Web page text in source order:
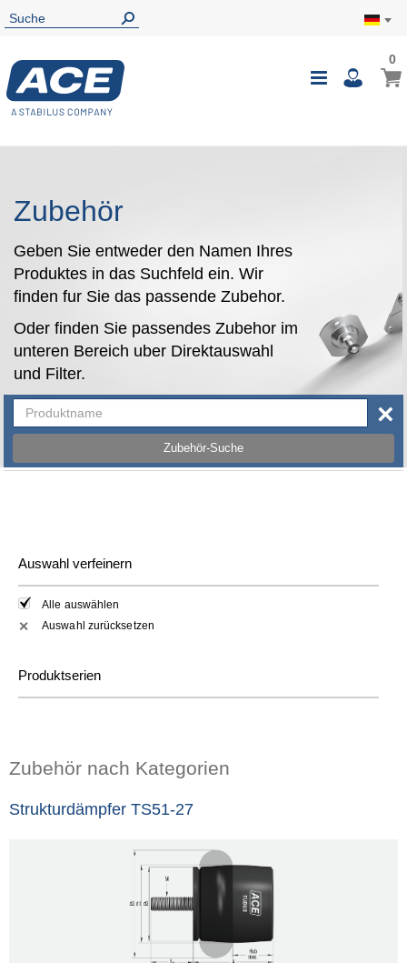
00
Zubehör
Geben Sie entweder den Namen Ihres
Produktes in das Suchfeld ein. Wir
finden fur Sie das passende Zubehor.
Oder finden Sie passendes Zubehor im
unteren Bereich uber Direktauswahl
und Filter.
Zubehör-Suche
×
Auswahl verfeinern
Alle auswählen
✕ Auswahl zurücksetzen
Produktserien
Zubehör nach Kategorien
Strukturdämpfer TS51-27